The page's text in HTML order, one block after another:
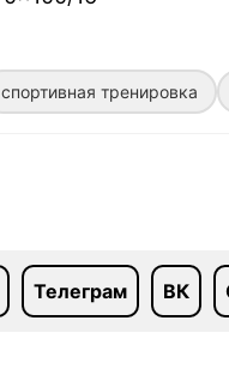
спортивная тренировка
Телеграм ВК